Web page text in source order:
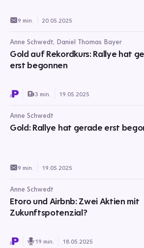
9 min. 20.05.2025
Anne Schwedt, Daniel Thomas Bayer
Gold auf Rekordkurs: Rallye hat
erst begonnen
3 min. 19.05.2025
Anne Schwedt
Gold: Rallye hat gerade erst
9 min. 19.05.2025
Anne Schwedt
Etoro und Airbnb: Zwei Aktien mit
Zukunftspotenzial?
19 min. 18.05.2025